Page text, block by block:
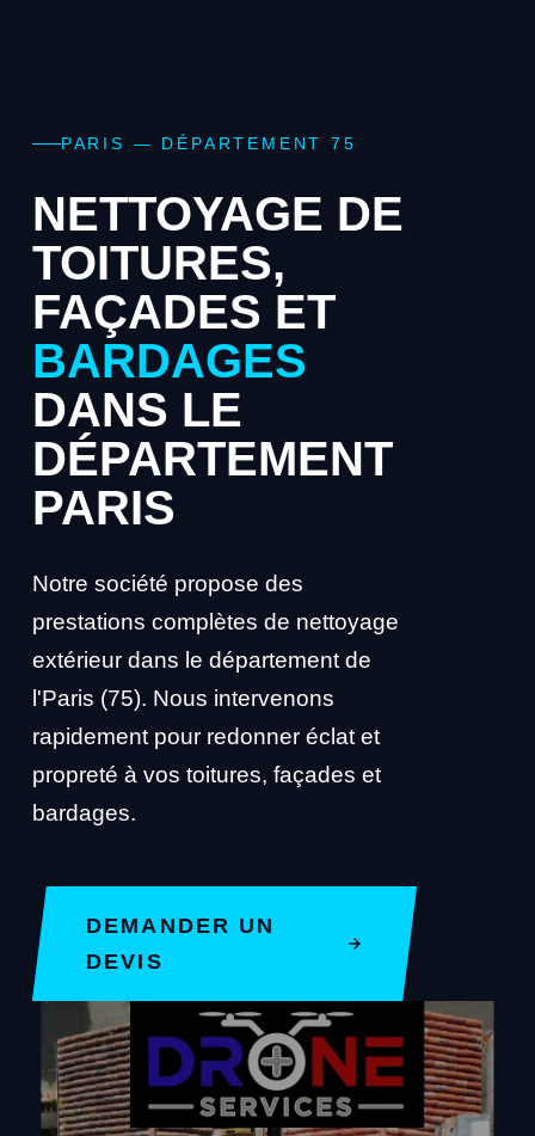
PARIS — DÉPARTEMENT 75
NETTOYAGE DE
TOITURES,
FAÇADES ET
BARDAGES
DANS LE
DÉPARTEMENT
PARIS
Notre société propose des
prestations complètes de nettoyage
extérieur dans le département de
l'Paris (75). Nous intervenons
rapidement pour redonner éclat et
propreté à vos toitures, façades et
bardages.
DEMANDER UN
DEVIS